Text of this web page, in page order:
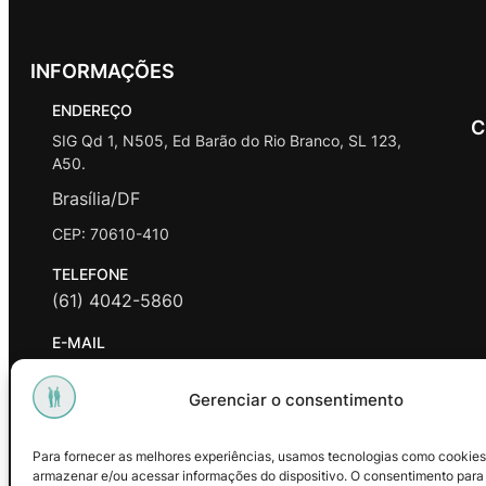
Gerenciar o consentimento
Para fornecer as melhores experiências, usamos tecnologias como
armazenar e/ou acessar informações do dispositivo. O consentimento para
INFORMAÇÕES
ENDEREÇO
SIG Qd 1, N505, Ed Barão do Rio Branco, SL 123,
A50.
Brasília/DF
CEP: 70610-410
TELEFONE
(61) 4042-5860
E-MAIL
contato@promasters.net.br
HORÁRIO DE ATENDIMENTO